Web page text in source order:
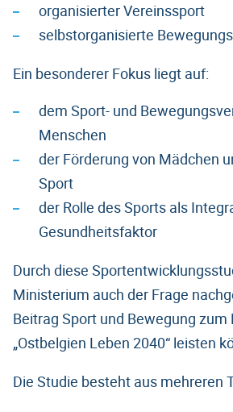
organisierter Vereinssport
selbstorganisierte
Ein besonderer Fokus liegt auf:
dem Sport- und
Menschen
der Förderung von Mädchen
Sport
der Rolle des Sports als
Gesundheitsfaktor
Durch diese
Ministerium auch der Frage
Beitrag Sport und Bewegung zum
„Ostbelgien Leben 2040“ leisten
Die Studie besteht aus mehreren